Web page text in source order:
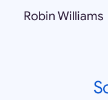
Robin Williams